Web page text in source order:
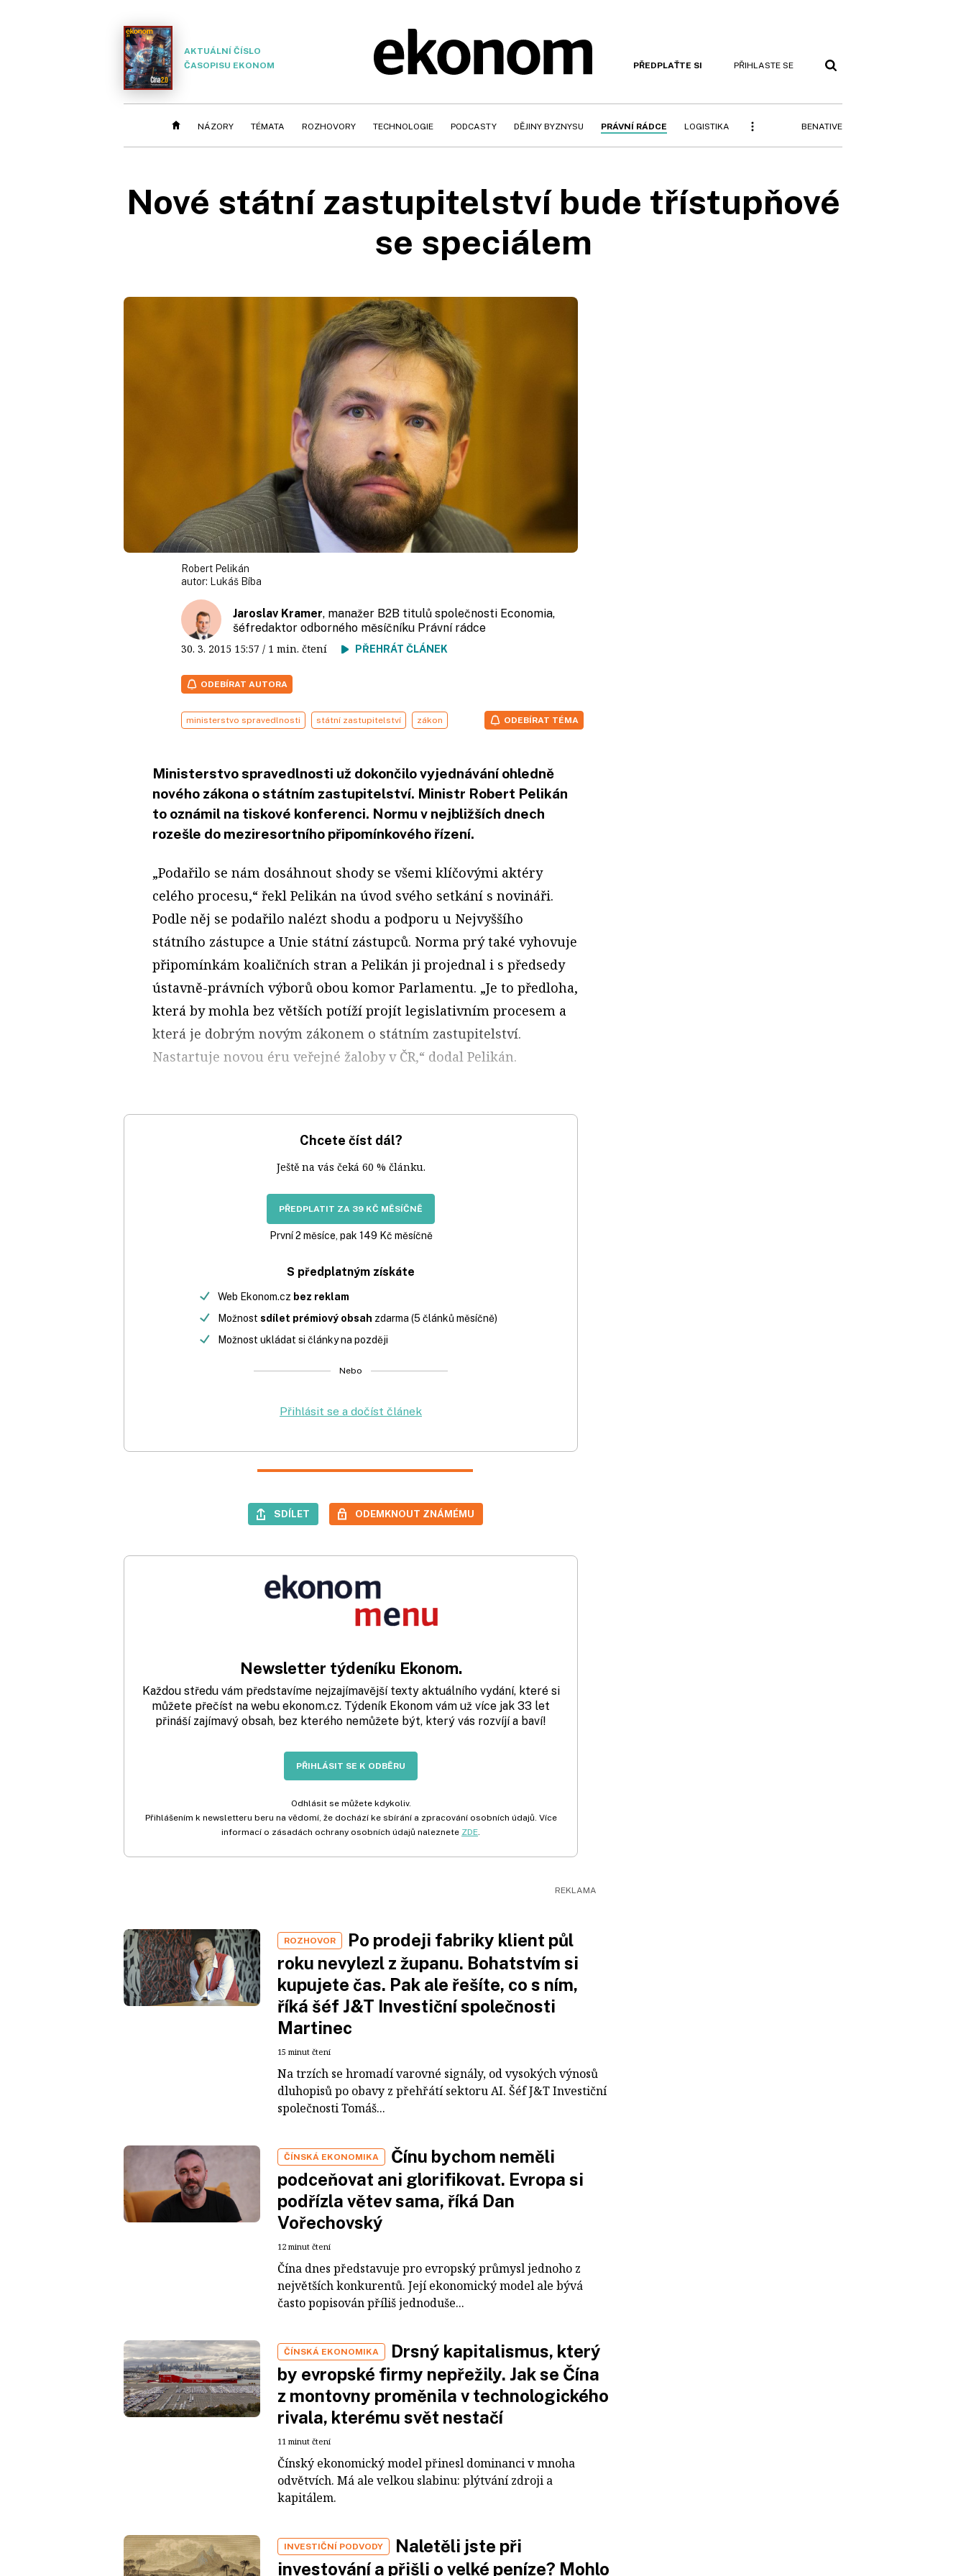
AKTUÁLNÍ ČÍSLO
ČASOPISU EKONOM
PŘEDPLAŤTE SI PŘIHLASTE SE
NÁZORY TÉMATA ROZHOVORY TECHNOLOGIE PODCASTY DĚJINY BYZNYSU PRÁVNÍ RÁDCE LOGISTIKA BENATIVE
Nové státní zastupitelství bude třístupňové
se speciálem
Robert Pelikán
autor: Lukáš Bíba
Jaroslav Kramer, manažer B2B titulů společnosti Economia,
šéfredaktor odborného měsíčníku Právní rádce
30. 3. 2015 15:57 / 1 min. čtení PŘEHRÁT ČLÁNEK
ODEBÍRAT AUTORA
ministerstvo spravedlnosti státní zastupitelství zákon ODEBÍRAT TÉMA
Ministerstvo spravedlnosti už dokončilo vyjednávání ohledně
nového zákona o státním zastupitelství. Ministr Robert Pelikán
to oznámil na tiskové konferenci. Normu v nejbližších dnech
rozešle do meziresortního připomínkového řízení.
„Podařilo se nám dosáhnout shody se všemi klíčovými aktéry
celého procesu,“ řekl Pelikán na úvod svého setkání s novináři.
Podle něj se podařilo nalézt shodu a podporu u Nejvyššího
státního zástupce a Unie státní zástupců. Norma prý také vyhovuje
připomínkám koaličních stran a Pelikán ji projednal i s předsedy
ústavně-právních výborů obou komor Parlamentu. „Je to předloha,
která by mohla bez větších potíží projít legislativním procesem a
která je dobrým novým zákonem o státním zastupitelství.
Nastartuje novou éru veřejné žaloby v ČR,“ dodal Pelikán.
Chcete číst dál?
Ještě na vás čeká 60 % článku.
PŘEDPLATIT ZA 39 KČ MĚSÍČNĚ
První 2 měsíce, pak 149 Kč měsíčně
S předplatným získáte
Web Ekonom.cz bez reklam
Možnost sdílet prémiový obsah zdarma (5 článků měsíčně)
Možnost ukládat si články na později
Nebo
Přihlásit se a dočíst článek
SDÍLET ODEMKNOUT ZNÁMÉMU
Newsletter týdeníku Ekonom.
Každou středu vám představíme nejzajímavější texty aktuálního vydání, které si
můžete přečíst na webu ekonom.cz. Týdeník Ekonom vám už více jak 33 let
přináší zajímavý obsah, bez kterého nemůžete být, který vás rozvíjí a baví!
PŘIHLÁSIT SE K ODBĚRU
Odhlásit se můžete kdykoliv.
Přihlášením k newsletteru beru na vědomí, že dochází ke sbírání a zpracování osobních údajů. Více
informací o zásadách ochrany osobních údajů naleznete ZDE
ROZHOVOR
Po prodeji fabriky klient půl
roku nevylezl z županu. Bohatstvím si
kupujete čas. Pak ale řešíte, co s ním,
říká šéf J&T Investiční společnosti
Martinec
15 minut čtení
Na trzích se hromadí varovné signály, od vysokých výnosů
dluhopisů po obavy z přehřátí sektoru AI. Šéf J&T Investiční
společnosti Tomáš...
ČÍNSKÁ EKONOMIKA
Čínu bychom neměli
podceňovat ani glorifikovat. Evropa si
podřízla větev sama, říká Dan
Vořechovský
12 minut čtení
Čína dnes představuje pro evropský průmysl jednoho z
největších konkurentů. Její ekonomický model ale bývá
často popisován příliš jednoduše...
ČÍNSKÁ EKONOMIKA
Drsný kapitalismus, který
by evropské firmy nepřežily. Jak se Čína
z montovny proměnila v technologického
rivala, kterému svět nestačí
11 minut čtení
Čínský ekonomický model přinesl dominanci v mnoha
odvětvích. Má ale velkou slabinu: plýtvání zdroji a
kapitálem.
INVESTIČNÍ PODVODY
Naletěli jste při
investování a přišli o velké peníze? Mohlo